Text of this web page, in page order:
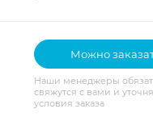
Можно
Наши менеджеры
свяжутся с вами и
условия заказа